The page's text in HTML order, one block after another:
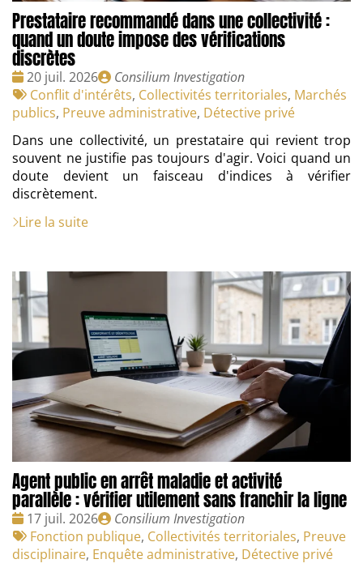
Prestataire recommandé dans une collectivité :
quand un doute impose des vérifications
discrètes
Date
:
20 juil. 2026
Publié
par
Consilium Investigation
Tags
:
Conflit d'intérêts, Collectivités territoriales, Marchés
publics, Preuve administrative, Détective privé
Dans une collectivité, un prestataire qui revient trop
souvent ne justifie pas toujours d'agir. Voici quand un
doute devient un faisceau d'indices à vérifier
discrètement.
Lire la suite
Agent public en arrêt maladie et activité
parallèle : vérifier utilement sans franchir la ligne
Date
:
17 juil. 2026
Publié
par
Consilium Investigation
Tags
:
Fonction publique, Collectivités territoriales, Preuve
disciplinaire, Enquête administrative, Détective privé